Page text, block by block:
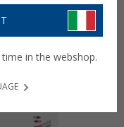
in the webshop.